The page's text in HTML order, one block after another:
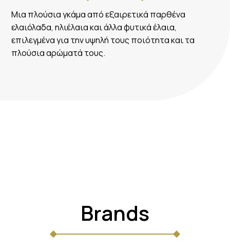
Μια πλούσια γκάμα από εξαιρετικά παρθένα
ελαιόλαδα, ηλιέλαια και άλλα φυτικά έλαια,
επιλεγμένα για την υψηλή τους ποιότητα και τα
πλούσια αρώματά τους.
Brands